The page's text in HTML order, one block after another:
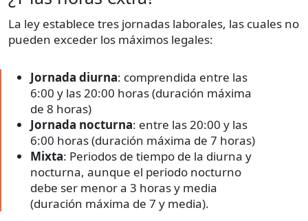
La ley establece tres jornadas laborales, las cuales no
pueden exceder los máximos legales:
Jornada diurna: comprendida entre las
6:00 y las 20:00 horas (duración máxima
de 8 horas)
Jornada nocturna: entre las 20:00 y las
6:00 horas (duración máxima de 7 horas)
Mixta: Periodos de tiempo de la diurna y
nocturna, aunque el periodo nocturno
debe ser menor a 3 horas y media
(duración máxima de 7 y media).